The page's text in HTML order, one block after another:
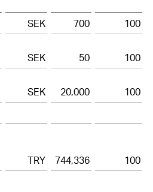
SEK 700
100
SEK 50
100
SEK 20,000
100
TRY 744,336
100